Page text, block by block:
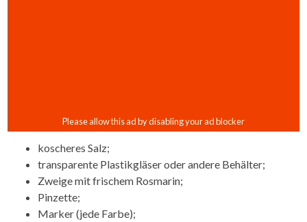
koscheres Salz;
transparente Plastikgläser oder andere Behälter;
Zweige mit frischem Rosmarin;
Pinzette;
Marker (jede Farbe);